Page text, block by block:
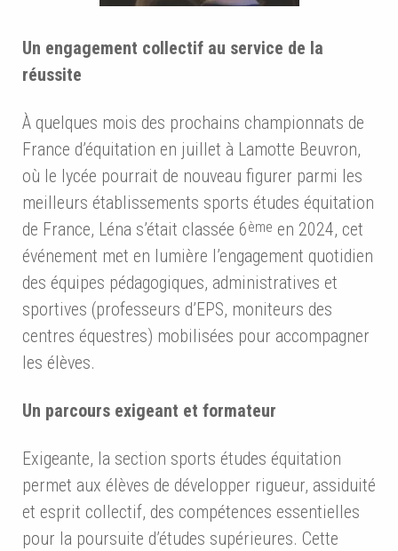
Un engagement collectif au service de la
réussite
À quelques mois des prochains championnats de
France d’équitation en juillet à Lamotte Beuvron,
où le lycée pourrait de nouveau figurer parmi les
meilleurs établissements sports études équitation
de France, Léna s’était classée 6ème en 2024, cet
événement met en lumière l’engagement quotidien
des équipes pédagogiques, administratives et
sportives (professeurs d’EPS, moniteurs des
centres équestres) mobilisées pour accompagner
les élèves.
Un parcours exigeant et formateur
Exigeante, la section sports études équitation
permet aux élèves de développer rigueur, assiduité
et esprit collectif, des compétences essentielles
pour la poursuite d’études supérieures. Cette